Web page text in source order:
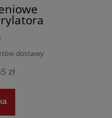
FRx
dostawy
zł